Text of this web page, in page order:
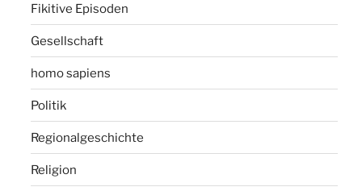
Fikitive Episoden
Gesellschaft
homo sapiens
Politik
Regionalgeschichte
Religion